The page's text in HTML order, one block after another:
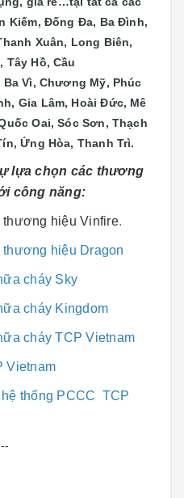
Kiếm, Đống Đa, Ba Đình,
Xuân, Long Biên,
Tây Hồ, Cầu
Vì, Chương Mỹ, Phúc
Gia Lâm, Hoài Đức, Mê
Oai, Sóc Sơn, Thạch
Ứng Hòa, Thanh Trì.
lựa chọn các thương
công năng:
thương hiệu Vinfire.
hiệu Dragon
cháy Sky
cháy Kingdom
cháy TCP Vietnam
Vietnam
thống PCCC TCP